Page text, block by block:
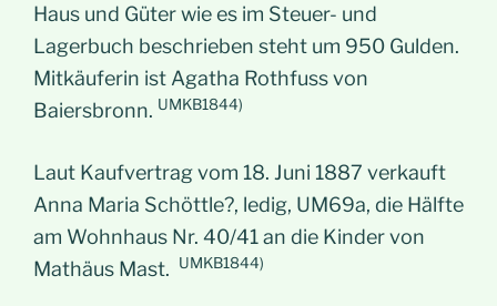
Haus und Güter wie es im Steuer- und
Lagerbuch beschrieben steht um 950 Gulden.
Mitkäuferin ist Agatha Rothfuss von
Baiersbronn. UMKB1844)
Laut Kaufvertrag vom 18. Juni 1887 verkauft
Anna Maria Schöttle?, ledig, UM69a, die Hälfte
am Wohnhaus Nr. 40/41 an die Kinder von
Mathäus Mast.
UMKB1844)